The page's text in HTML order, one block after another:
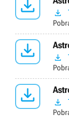
 
 
 